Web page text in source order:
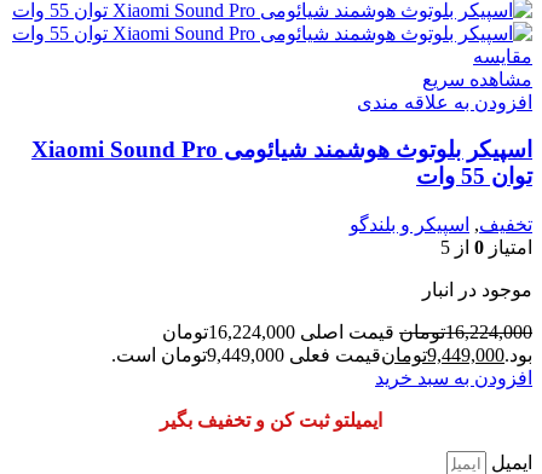
مقایسه
مشاهده سریع
افزودن به علاقه مندی
اسپیکر بلوتوث هوشمند شیائومی Xiaomi Sound Pro
توان 55 وات
تخفیف, اسپیکر و بلندگو
امتیاز 0 از 5
موجود در انبار
16,224,000تومان
قیمت اصلی 16,224,000تومان
بود.9,449,000تومانقیمت فعلی 9,449,000تومان است.
افزودن به سبد خرید
ایمیلتو ثبت کن و تخفیف بگیر
ایمیل